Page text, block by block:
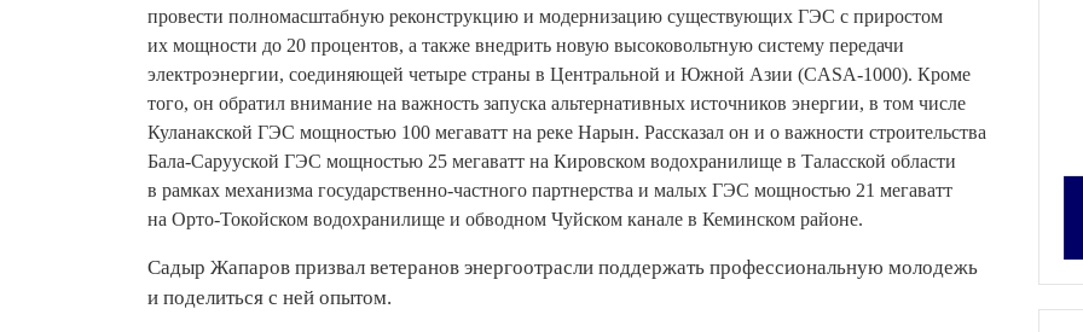
провести полномасштабную реконструкцию и модернизацию существующих ГЭС с приростом
их мощности до 20 процентов, а также внедрить новую высоковольтную систему передачи
электроэнергии, соединяющей четыре страны в Центральной и Южной Азии (CASA-1000). Кроме
того, он обратил внимание на важность запуска альтернативных источников энергии, в том числе
Куланакской ГЭС мощностью 100 мегаватт на реке Нарын. Рассказал он и о важности строительства
Бала-Сарууской ГЭС мощностью 25 мегаватт на Кировском водохранилище в Таласской области
в рамках механизма государственно-частного партнерства и малых ГЭС мощностью 21 мегаватт
на Орто-Токойском водохранилище и обводном Чуйском канале в Кеминском районе.
Садыр Жапаров призвал ветеранов энергоотрасли поддержать профессиональную молодежь
и поделиться с ней опытом.